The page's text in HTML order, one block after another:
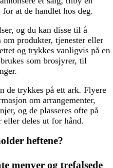
at de handlet hos deg.
og du kan disse til å
produkter, tjenester eller
og trykkes vanligvis på en
som brosjyrer, til
de trykkes på ett ark. Flyere
om arrangementer,
og de plasseres ofte på
deles ut for hånd.
heftene?
menyer og trefalsede